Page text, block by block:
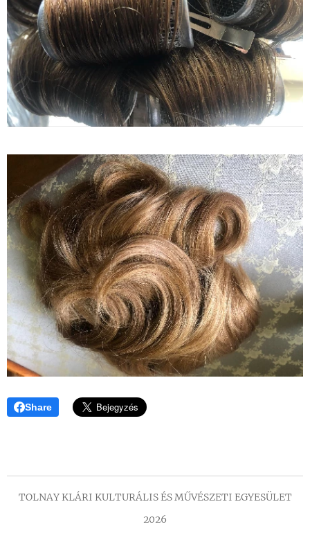
Share
TOLNAY KLÁRI KULTURÁLIS ÉS MŰVÉSZETI EGYESÜLET
2026